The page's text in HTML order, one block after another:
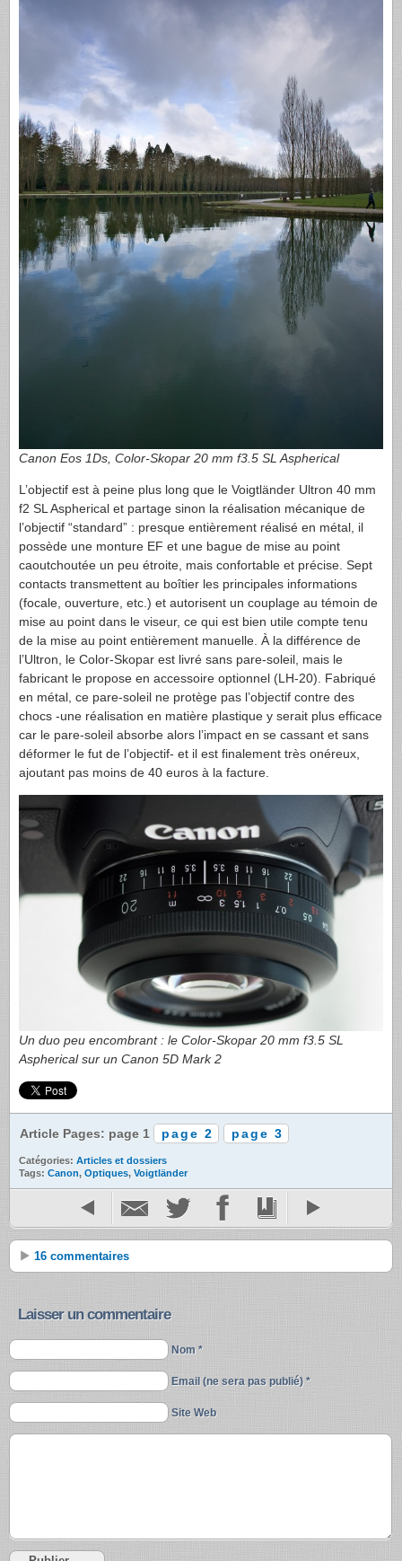
Canon Eos 1Ds, Color-Skopar 20 mm f3.5 SL Aspherical
L’objectif est à peine plus long que le Voigtländer Ultron 40 mm
f2 SL Aspherical et partage sinon la réalisation mécanique de
l’objectif “standard” : presque entièrement réalisé en métal, il
possède une monture EF et une bague de mise au point
caoutchoutée un peu étroite, mais confortable et précise. Sept
contacts transmettent au boîtier les principales informations
(focale, ouverture, etc.) et autorisent un couplage au témoin de
mise au point dans le viseur, ce qui est bien utile compte tenu
de la mise au point entièrement manuelle. À la différence de
l’Ultron, le Color-Skopar est livré sans pare-soleil, mais le
fabricant le propose en accessoire optionnel (LH-20). Fabriqué
en métal, ce pare-soleil ne protège pas l’objectif contre des
chocs -une réalisation en matière plastique y serait plus efficace
car le pare-soleil absorbe alors l’impact en se cassant et sans
déformer le fut de l’objectif- et il est finalement très onéreux,
ajoutant pas moins de 40 euros à la facture.
Un duo peu encombrant : le Color-Skopar 20 mm f3.5 SL
Aspherical sur un Canon 5D Mark 2
Article Pages: page 1 page 2 page 3
Catégories: Articles et dossiers
Tags: Canon, Optiques, Voigtländer
16 commentaires
Laisser un commentaire
Nom *
Email (ne sera pas publié) *
Site Web